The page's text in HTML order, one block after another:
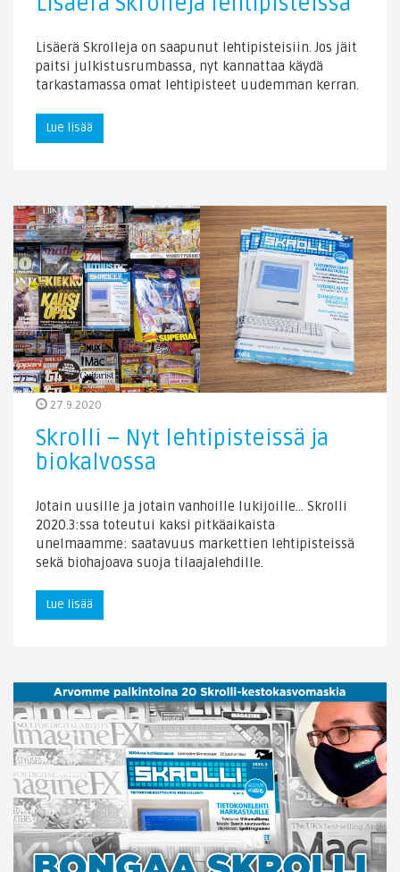
Lisäerä Skrolleja on saapunut lehtipisteisiin. Jos jäit
paitsi julkistusrumbassa, nyt kannattaa käydä
tarkastamassa omat lehtipisteet uudemman kerran.
Lue lisää
27.9.2020
Skrolli – Nyt lehtipisteissä ja
biokalvossa
Jotain uusille ja jotain vanhoille lukijoille… Skrolli
2020.3:ssa toteutui kaksi pitkäaikaista
unelmaamme: saatavuus markettien lehtipisteissä
sekä biohajoava suoja tilaajalehdille.
Lue lisää